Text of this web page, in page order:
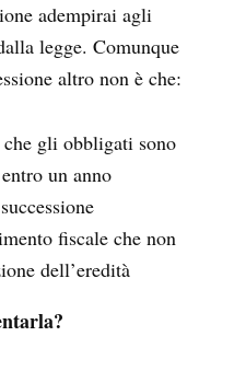
adempirai agli
legge. Comunque
altro non è che:
gli obbligati sono
un anno
fiscale che non
dell’eredità